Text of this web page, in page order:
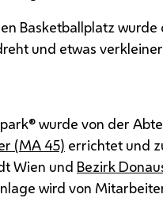
Basketballplatz wurde
und etwas
wurde von der
(MA45) errichtet und
Wien und Bezirk
wird von